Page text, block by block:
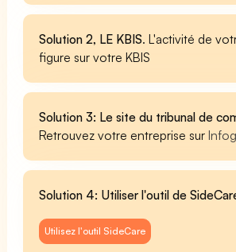
Solution 2, LE KBIS. L'activité de
figure sur votre KBIS
Solution 3: Le site du tribunal de
Retrouvez votre entreprise sur
Solution 4: Utiliser l'outil de
Utilisez l'outil SideCare